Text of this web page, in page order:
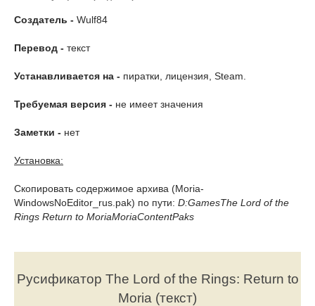
Создатель - Wulf84
Перевод - текст
Устанавливается на - пиратки, лицензия, Steam.
Требуемая версия - не имеет значения
Заметки - нет
Установка:
Скопировать содержимое архива (Moria-
WindowsNoEditor_rus.pak) по пути: D:GamesThe Lord of the
Rings Return to MoriaMoriaContentPaks
Русификатор The Lord of the Rings: Return to
Moria (текст)